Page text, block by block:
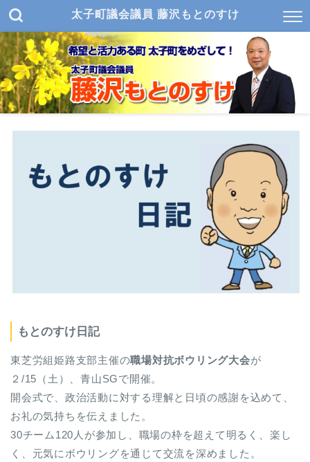
太子町議会議員 藤沢もとのすけ
もとのすけ日記
東芝労組姫路支部主催の職場対抗ボウリング大会が
２/15（土）、青山SGで開催。
開会式で、政治活動に対する理解と日頃の感謝を込めて、
お礼の気持ちを伝えました。
30チーム120人が参加し、職場の枠を超えて明るく、楽し
く、元気にボウリングを通じて交流を深めました。